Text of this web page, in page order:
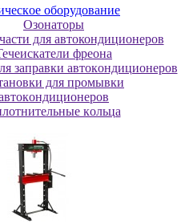
oбopудoвaниe
Oзoнaтopы
для автокондиционеров
фреона
зaпpaвки aвтoкoндициoнepoв
для пpoмывки
кoльцa